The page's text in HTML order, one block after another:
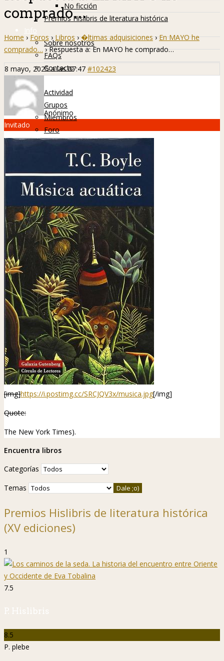
No ficción
Premios Hislibris de literatura histórica
Info
Sobre nosotros
FAQs
Contacto
Hislibreños
Actividad
Grupos
Miembros
Foro
comprado…
Home › Foros › Libros › �ltimas adquisiciones › En MAYO he
comprado… › Respuesta a: En MAYO he comprado…
8 mayo, 2025 a las 07:47 #102423
Anónimo
Invitado
[img]https://i.postimg.cc/SRCJQV3x/musica.jpg[/img]
Quote:
The New York Times).
Encuentra libros
Categorías
Temas
Premios Hislibris de literatura histórica
(XV ediciones)
1
7.5
P. Hislibris
8.5
P. plebe